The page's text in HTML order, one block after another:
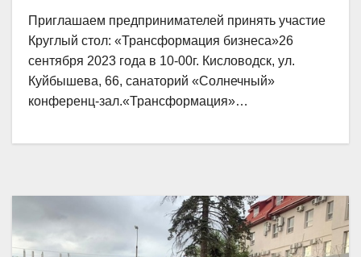
Приглашаем предпринимателей принять участие
Круглый стол: «Трансформация бизнеса»26
сентября 2023 года в 10-00г. Кисловодск, ул.
Куйбышева, 66, санаторий «Солнечный»
конференц-зал.«Трансформация»…